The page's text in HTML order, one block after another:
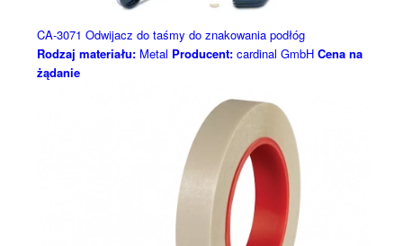
CA-3071 Odwijacz do taśmy do znakowania podłóg
Rodzaj materiału:Metal Producent:cardinal GmbH Cena na
żądanie